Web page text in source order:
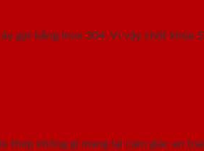
gạt bằng Inox 304. Vì vậy chốt khóa
không gỉ mang lại cảm giác an